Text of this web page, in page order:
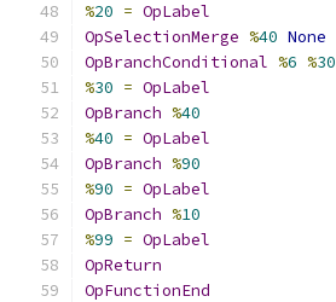
%20 = OpLabel
OpSelectionMerge %40 None
OpBranchConditional %6 %30
%30 = OpLabel
OpBranch %40
%40 = OpLabel
OpBranch %90
%90 = OpLabel
OpBranch %10
%99 = OpLabel
OpReturn
OpFunctionEnd